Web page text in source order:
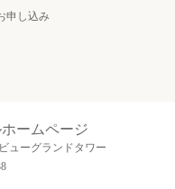
申し込み
ームページ
ューグランドタワー